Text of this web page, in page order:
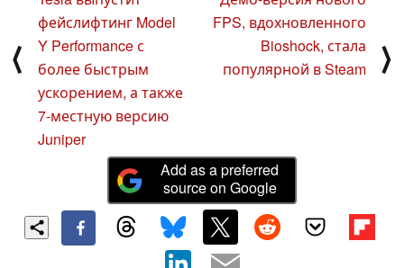
⟨
фейслифтинг Model
Y Performance с
более быстрым
ускорением, а также
7-местную версию
Juniper
FPS, вдохновленного
Bioshock, стала
популярной в Steam
⟩
Add as a preferred
source on Google